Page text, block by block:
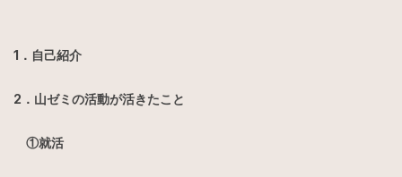
1．自己紹介
2．山ゼミの活動が活きたこと
①就活